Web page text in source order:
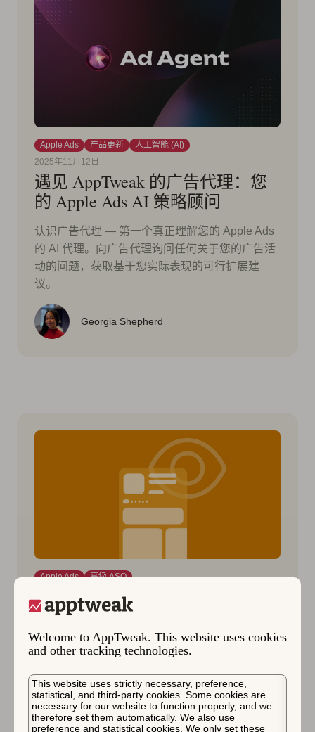
Welcome to AppTweak. This website uses cookies
and other tracking technologies.
This website uses strictly necessary, preference,
statistical, and third-party cookies. Some cookies are
necessary for our website to function properly, and we
therefore set them automatically. We also use
preference and statistical cookies. We only set these
Apple Ads 产品更新
人工智能 (AI)
2025年11月12日
遇见 AppTweak 的广告代理：您
的 Apple Ads AI 策略顾问
认识广告代理 — 第一个真正理解您的 Apple Ads
的 AI 代理。向广告代理询问任何关于您的广告活
动的问题，获取基于您实际表现的可行扩展建
议。
Georgia Shepherd
Apple Ads
高级 ASO
通过自定产品页面和深度链接提
升品牌知名度
的品牌，在 App Store 上创建无缝的用户旅程，
并在 Apple Ads 活动中推动更高的转化率。